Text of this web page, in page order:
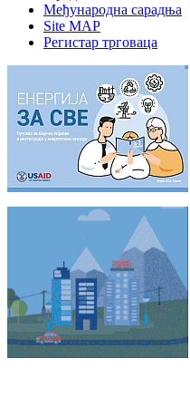
Међународна сарадња
Site MAP
Регистар трговаца